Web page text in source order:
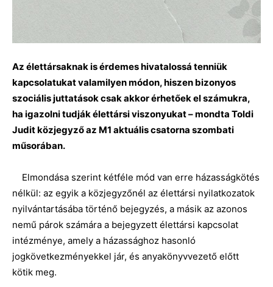
Az élettársaknak is érdemes hivatalossá tenniük
kapcsolatukat valamilyen módon, hiszen bizonyos
szociális juttatások csak akkor érhetőek el számukra,
ha igazolni tudják élettársi viszonyukat – mondta Toldi
Judit közjegyző az M1 aktuális csatorna szombati
műsorában.
Elmondása szerint kétféle mód van erre házasságkötés
nélkül: az egyik a közjegyzőnél az élettársi nyilatkozatok
nyilvántartásába történő bejegyzés, a másik az azonos
nemű párok számára a bejegyzett élettársi kapcsolat
intézménye, amely a házassághoz hasonló
jogkövetkezményekkel jár, és anyakönyvvezető előtt
kötik meg.